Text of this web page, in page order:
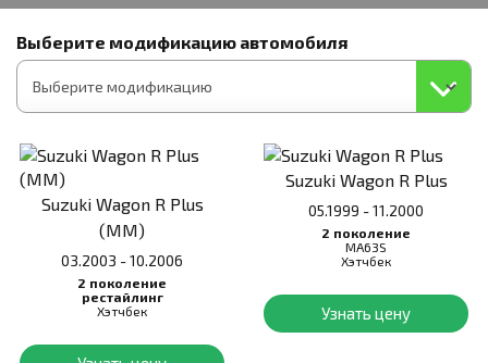
Выберите модификацию автомобиля
Suzuki Wagon R Plus
(MM)
03.2003 - 10.2006
2 поколение
рестайлинг
Хэтчбек
Suzuki Wagon R Plus
05.1999 - 11.2000
2 поколение
MA63S
Хэтчбек
Узнать цену